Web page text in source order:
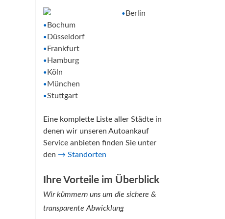
• Berlin
• Bochum
• Düsseldorf
• Frankfurt
• Hamburg
• Köln
• München
•Stuttgart
Eine komplette Liste aller Städte in
denen wir unseren Autoankauf
Service anbieten finden Sie unter
den → Standorten
Ihre Vorteile im Überblick
Wir kümmern uns um die sichere &
transparente Abwicklung